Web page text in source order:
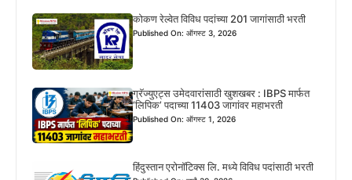
कोकण रेल्वेत विविध पदांच्या 201 जागांसाठी भरती
Published On: ऑगस्ट 3, 2026
ग्रॅज्युएट्स उमेदवारांसाठी खुशखबर : IBPS मार्फत
‘लिपिक’ पदाच्या 11403 जागांवर महाभरती
Published On: ऑगस्ट 1, 2026
हिंदुस्तान एरोनॉटिक्स लि. मध्ये विविध पदांसाठी भरती